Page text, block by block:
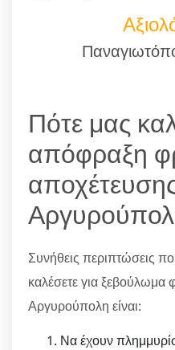
Πότε μας
απόφραξη
Συνήθεις περιπτώσεις
καλέσετε για ξεβούλωμα
Αργυρούπολη είναι:
Να έχουν